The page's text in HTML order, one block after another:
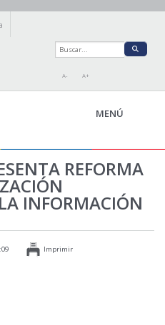
A- A+
MENÚ
REFORMA
INFORMACIÓN
Imprimir